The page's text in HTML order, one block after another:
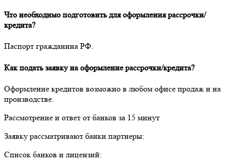
Что необходимо подготовить для оформления рассрочки/
кредита?
Паспорт гражданина РФ.
Как подать заявку на оформление рассрочки/кредита?
Оформление кредитов возможно в любом офисе продаж и на
производстве.
Рассмотрение и ответ от банков за 15 минут
Заявку рассматривают банки партнеры:
Список банков и лицензий: